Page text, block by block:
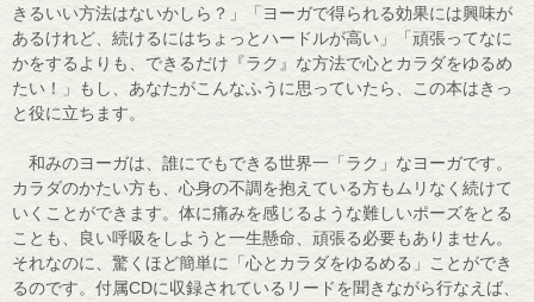
きるいい方法はないかしら？」「ヨーガで得られる効果には興味が
あるけれど、続けるにはちょっとハードルが高い」「頑張ってなに
かをするよりも、できるだけ『ラク』な方法で心とカラダをゆるめ
たい！」もし、あなたがこんなふうに思っていたら、この本はきっ
と役に立ちます。
和みのヨーガは、誰にでもできる世界一「ラク」なヨーガです。
カラダのかたい方も、心身の不調を抱えている方もムリなく続けて
いくことができます。体に痛みを感じるような難しいポーズをとる
ことも、良い呼吸をしようと一生懸命、頑張る必要もありません。
それなのに、驚くほど簡単に「心とカラダをゆるめる」ことができ
るのです。付属CDに収録されているリードを聞きながら行なえば、